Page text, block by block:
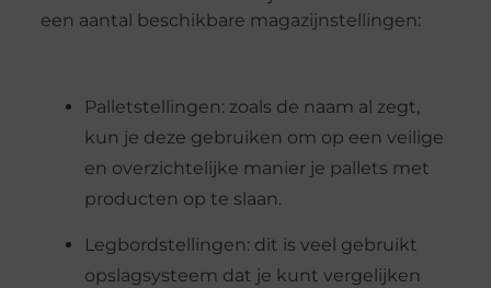
een aantal beschikbare magazijnstellingen:
Palletstellingen: zoals de naam al zegt,
kun je deze gebruiken om op een veilige
en overzichtelijke manier je pallets met
producten op te slaan.
Legbordstellingen: dit is veel gebruikt
opslagsysteem dat je kunt vergelijken